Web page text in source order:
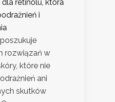
retinolu, która
i
rozwiązań w
które nie
ani
skutków